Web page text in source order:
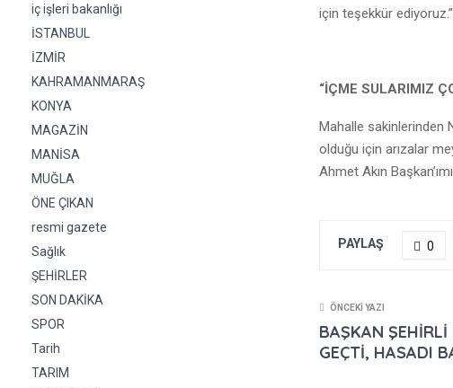
için teşekkür
“İÇME SULARIMIZ
Mahalle sakinlerinden
olduğu için arızalar
Ahmet Akın
PAYLAŞ 0
ÖNCEKI YAZI
BAŞKAN
GEÇTİ, HASADI
iç işleri bakanlığı
İSTANBUL
İZMİR
KAHRAMANMARAŞ
KONYA
MAGAZİN
MANİSA
MUĞLA
ÖNE ÇIKAN
resmi gazete
Sağlık
ŞEHİRLER
SON DAKİKA
SPOR
Tarih
TARIM